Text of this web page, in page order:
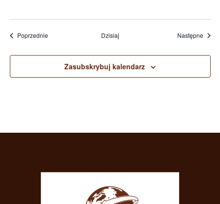
PoprzednieWydarzenia Dzisiaj Następne
Zasubskrybuj kalendarz